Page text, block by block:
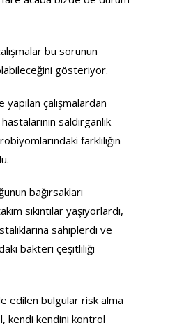
bu sorunun
gösteriyor.
çalışmalardan
saldırganlık
farklılığın
bağırsakları
sıkıntılar yaşıyorlardı,
sahiplerdi ve
bakteri çeşitliliği
edilen bulgular risk alma
kendi kendini kontrol